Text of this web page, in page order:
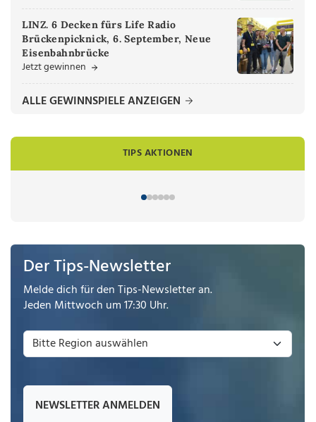
LINZ. 6 Decken fürs Life Radio
Brückenpicknick, 6. September, Neue
Eisenbahnbrücke
Jetzt gewinnen
ALLE GEWINNSPIELE ANZEIGEN
TIPS AKTIONEN
Der Tips-Newsletter
Melde dich für den Tips-Newsletter an.
Jeden Mittwoch um 17:30 Uhr.
NEWSLETTER ANMELDEN